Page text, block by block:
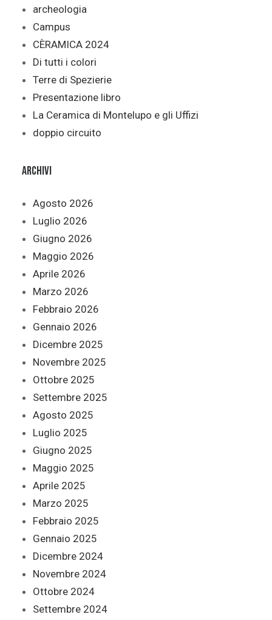
archeologia
Campus
CÈRAMICA 2024
Di tutti i colori
Terre di Spezierie
Presentazione libro
La Ceramica di Montelupo e gli Uffizi
doppio circuito
Archivi
Agosto 2026
Luglio 2026
Giugno 2026
Maggio 2026
Aprile 2026
Marzo 2026
Febbraio 2026
Gennaio 2026
Dicembre 2025
Novembre 2025
Ottobre 2025
Settembre 2025
Agosto 2025
Luglio 2025
Giugno 2025
Maggio 2025
Aprile 2025
Marzo 2025
Febbraio 2025
Gennaio 2025
Dicembre 2024
Novembre 2024
Ottobre 2024
Settembre 2024